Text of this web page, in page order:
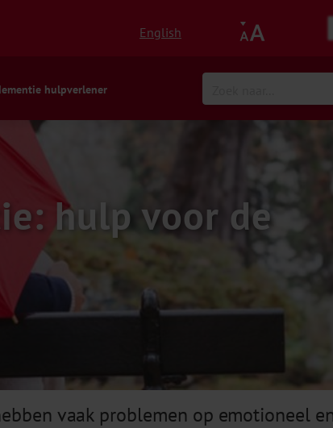
English
hulpverlener
hulp voor de
vaak problemen op emotioneel